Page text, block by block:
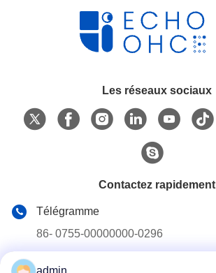
Les réseaux sociaux
Contactez rapidement
Télégramme
86- 0755-00000000-0296
admin